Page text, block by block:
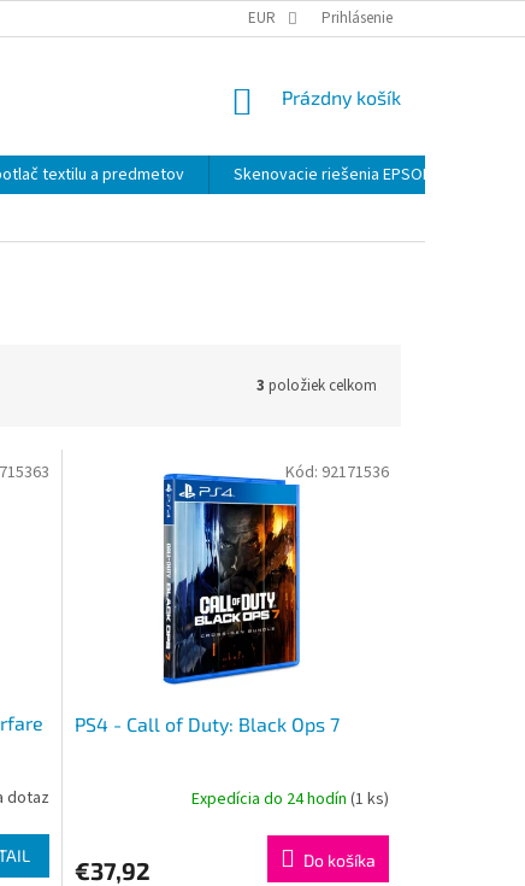
ÚDAJOV EUR Prihlásenie
NÁKUPNÝ
Prázdny košík
textilu a predmetov Skenovacie riešenia EPSON
3 položiek celkom
dotaz
PS4 - Call of Duty: Black Ops 7
Expedícia do 24 hodín (1 ks)
€37,92 Do košíka
Kód: 92171536